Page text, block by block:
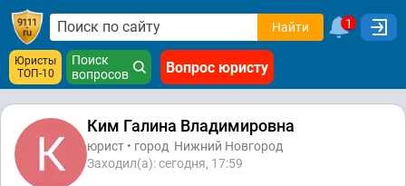
Найти 1
Юристы
ТОП-10
Поиск
вопросов
Вопрос юристу
Ким Галина Владимировна
юрист • город Нижний Новгород
Заходил(а): сегодня, 17:59